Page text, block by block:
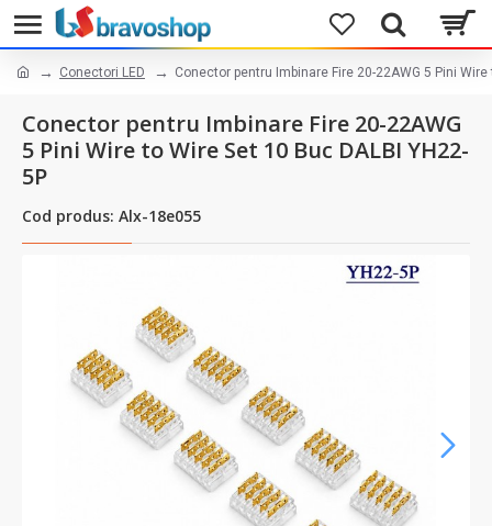
Conectori LED Conector pentru Imbinare Fire 20-22AWG 5 Pini
Conector pentru Imbinare Fire 20-22AWG
5 Pini Wire to Wire Set 10 Buc DALBI YH22-
5P
Cod produs: Alx-18e055